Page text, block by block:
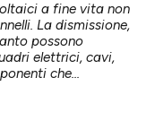
a fine vita non
La dismissione,
possono
elettrici, cavi,
che...